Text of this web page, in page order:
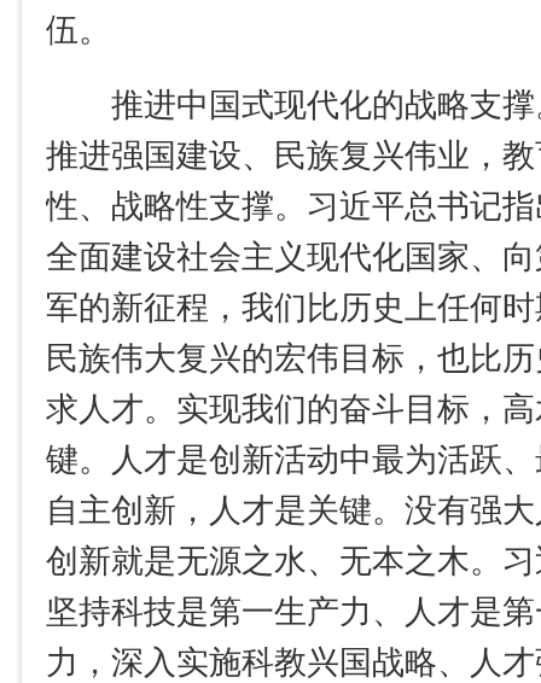
伍。
推进中国式现代化的战略支撑
推进强国建设、民族复兴伟业，
性、战略性支撑。习近平总书记
全面建设社会主义现代化国家、
军的新征程，我们比历史上任何
民族伟大复兴的宏伟目标，也比
求人才。实现我们的奋斗目标，
键。人才是创新活动中最为活跃
自主创新，人才是关键。没有强
创新就是无源之水、无本之木。
坚持科技是第一生产力、人才是
力，深入实施科教兴国战略、人